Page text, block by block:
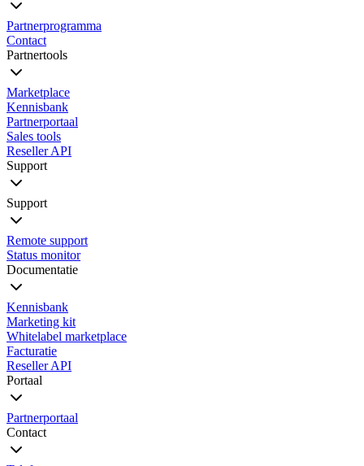
Partnerprogramma
Contact
Partnertools
Marketplace
Kennisbank
Partnerportaal
Sales tools
Reseller API
Support
Support
Remote support
Status monitor
Documentatie
Kennisbank
Marketing kit
Whitelabel marketplace
Facturatie
Reseller API
Portaal
Partnerportaal
Contact